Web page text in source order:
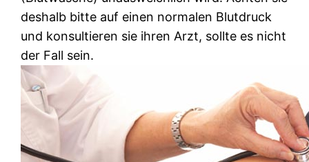
deshalb bitte auf einen normalen Blutdruck
und konsultieren sie ihren Arzt, sollte es nicht
der Fall sein.